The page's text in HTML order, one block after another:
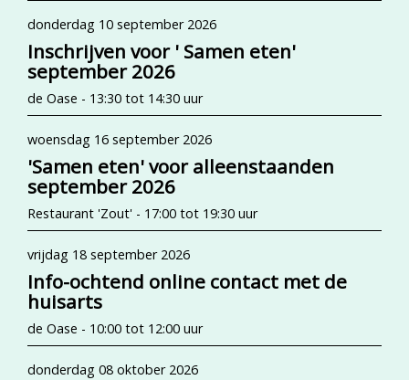
donderdag 10 september 2026
Inschrijven voor ' Samen eten'
september 2026
de Oase - 13:30 tot 14:30 uur
woensdag 16 september 2026
'Samen eten' voor alleenstaanden
september 2026
Restaurant 'Zout' - 17:00 tot 19:30 uur
vrijdag 18 september 2026
Info-ochtend online contact met de
huisarts
de Oase - 10:00 tot 12:00 uur
donderdag 08 oktober 2026